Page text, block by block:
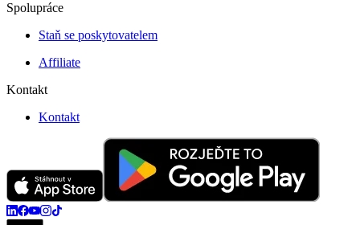
Spolupráce
Staň se poskytovatelem
Affiliate
Kontakt
Kontakt